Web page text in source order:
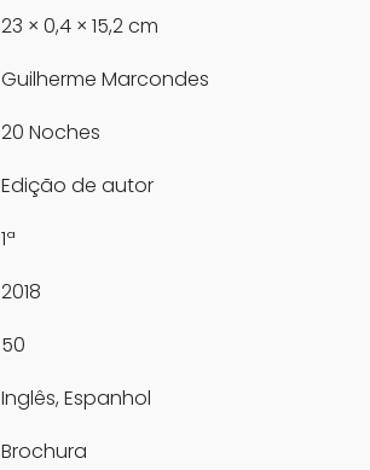
23 × 0,4 × 15,2 cm
Guilherme Marcondes
20 Noches
Edição de autor
1ª
2018
50
Inglês, Espanhol
Brochura